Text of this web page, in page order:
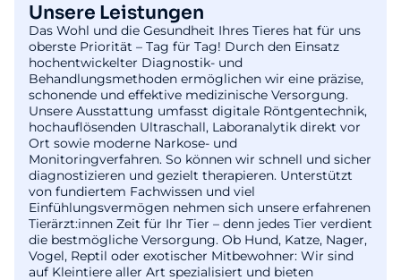
Unsere Leistungen
Das Wohl und die Gesundheit Ihres Tieres hat für uns
oberste Priorität – Tag für Tag! Durch den Einsatz
hochentwickelter Diagnostik- und
Behandlungsmethoden ermöglichen wir eine präzise,
schonende und effektive medizinische Versorgung.
Unsere Ausstattung umfasst digitale Röntgentechnik,
hochauflösenden Ultraschall, Laboranalytik direkt vor
Ort sowie moderne Narkose- und
Monitoringverfahren. So können wir schnell und sicher
diagnostizieren und gezielt therapieren. Unterstützt
von fundiertem Fachwissen und viel
Einfühlungsvermögen nehmen sich unsere erfahrenen
Tierärzt:innen Zeit für Ihr Tier – denn jedes Tier verdient
die bestmögliche Versorgung. Ob Hund, Katze, Nager,
Vogel, Reptil oder exotischer Mitbewohner: Wir sind
auf Kleintiere aller Art spezialisiert und bieten